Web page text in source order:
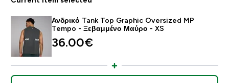
Ανδρικό Tank Top Graphic Oversized MP
Tempo - Ξεβαμμένο Μαύρο - XS
36.00€‎